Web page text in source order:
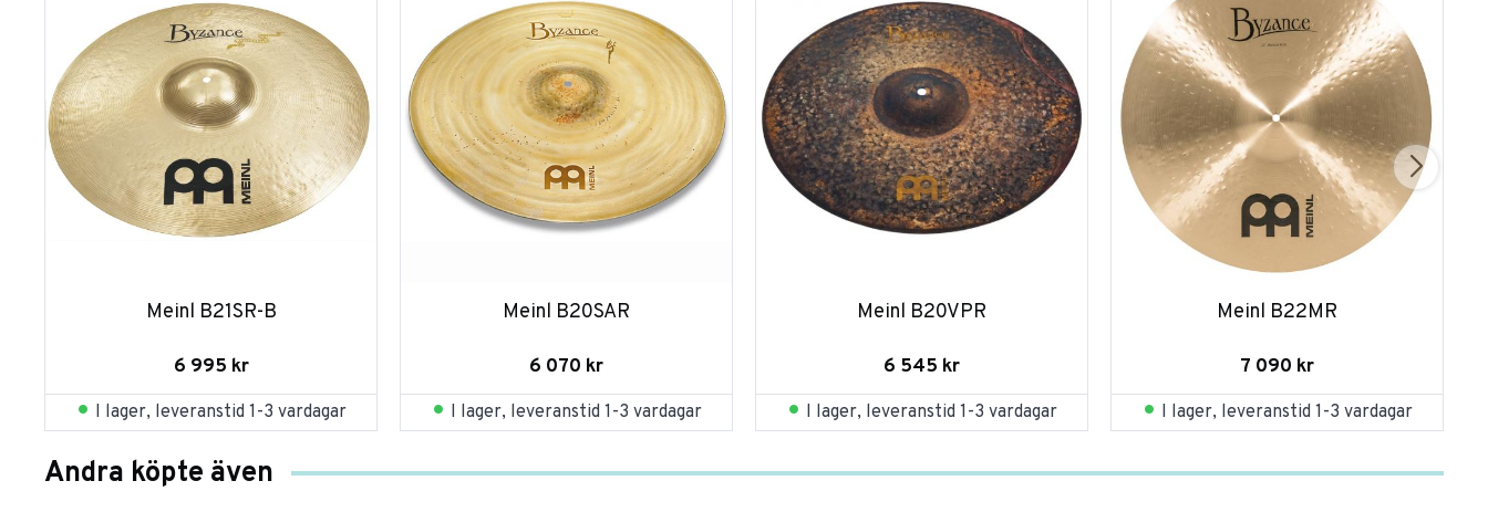
Meinl B21SR-B
6 995 kr
I lager, leveranstid 1-3 vardagar
Meinl B20SAR
6 070 kr
I lager, leveranstid 1-3 vardagar
Meinl B20VPR
6 545 kr
I lager, leveranstid 1-3 vardagar
Meinl B22MR
7 090 kr
I lager, leveranstid 1-3 vardagar
Andra köpte även